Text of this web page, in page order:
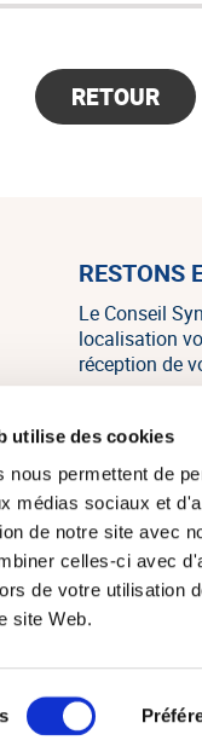
utilise des cookies
nous permettent de
médias sociaux et
de notre site avec
celles-ci avec
de votre utilisation
site Web.
RETOUR
RESTONS
Le Conseil
localisation
réception de
NOUS
© Réseau Synercom